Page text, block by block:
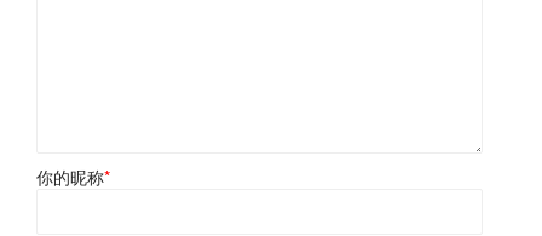
你的昵称*